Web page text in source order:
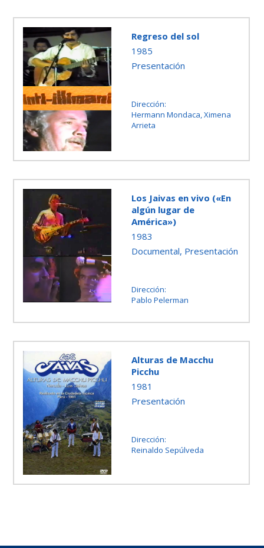
Regreso del sol
1985
Presentación
Dirección:
Hermann Mondaca, Ximena
Arrieta
Los Jaivas en vivo («En
algún lugar de
América»)
1983
Documental, Presentación
Dirección:
Pablo Pelerman
Alturas de Macchu
Picchu
1981
Presentación
Dirección:
Reinaldo Sepúlveda